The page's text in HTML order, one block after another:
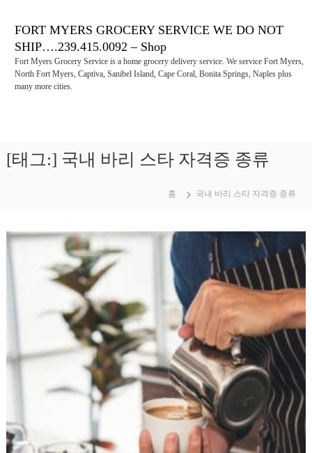
FORT MYERS GROCERY SERVICE WE DO NOT
SHIP….239.415.0092 – Shop
Fort Myers Grocery Service is a home grocery delivery service. We service Fort Myers,
North Fort Myers, Captiva, Sanibel Island, Cape Coral, Bonita Springs, Naples plus
many more cities.
[태그:] 국내 바리 스타 자격증 종류
홈 국내 바리 스타 자격증 종류